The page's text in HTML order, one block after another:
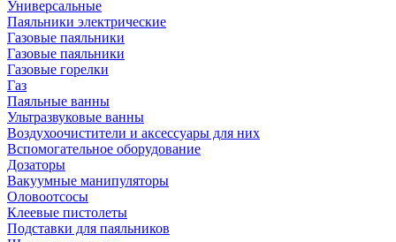
Универсальные
Паяльники электрические
Газовые паяльники
Газовые паяльники
Газовые горелки
Газ
Паяльные ванны
Ультразвуковые ванны
Воздухоочистители и аксессуары для них
Вспомогательное оборудование
Дозаторы
Вакуумные манипуляторы
Оловоотсосы
Клеевые пистолеты
Подставки для паяльников